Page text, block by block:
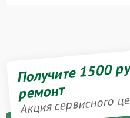
Получите 1500
ремонт
Акция сервисного